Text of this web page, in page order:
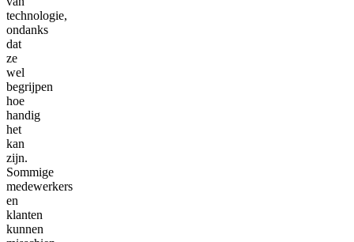
technologie,
ondanks
dat
ze
wel
begrijpen
hoe
handig
het
kan
zijn.
Sommige
medewerkers
en
klanten
kunnen